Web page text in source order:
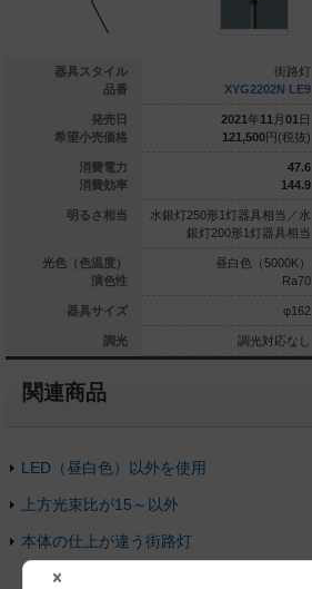
器具スタイル
品番
発売日
希望小売価格
消費電力
消費効率
明るさ相当
光色（色温度）
演色性
器具サイズ
調光
街路灯
円(税抜)
21
109.5
形1灯器具相当
色（3000K）
φ384
街路灯
XYG2202N LE9
2021年11 月 01 日
121,500円(税抜)
47.6
144.9
水銀灯250形1灯器具相当／水
銀灯200形1灯器具相当
昼白色（5000K）
Ra70
φ162
調光対応なし
関連商品
LED（昼白色）以外を使用
上方光束比が15～以外
本体の仕上が違う街路灯